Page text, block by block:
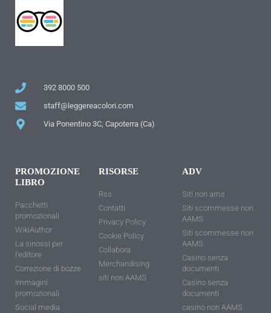
392 8000 500
staff@leggereacolori.com
Via Ponentino 3C, Capoterra (Ca)
PROMOZIONE
LIBRO
Pacchetti
promozionali
WikiAuthor
La sinossi per
l'editore
Correzione di bozze
Immagini
promozionali
Social media
RISORSE
Rss
Contatti
Privacy Policy
Cookie Policy
Collabora
Merchandising
siti non AAMS
ADV
Siti non ams
Siti scommesse non
AAMS
Siti scommesse non
AAMS
Casino senza
documenti
Casino senza
documenti
casino non AAMS